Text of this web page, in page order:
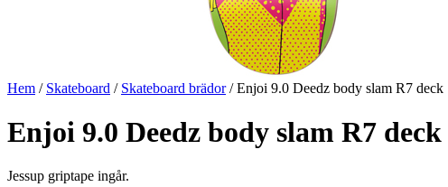
Hem / Skateboard / Skateboard brädor/ Enjoi 9.0 Deedz body slam R7 deck
Enjoi 9.0 Deedz body slam R7 deck
Jessup griptape ingår.